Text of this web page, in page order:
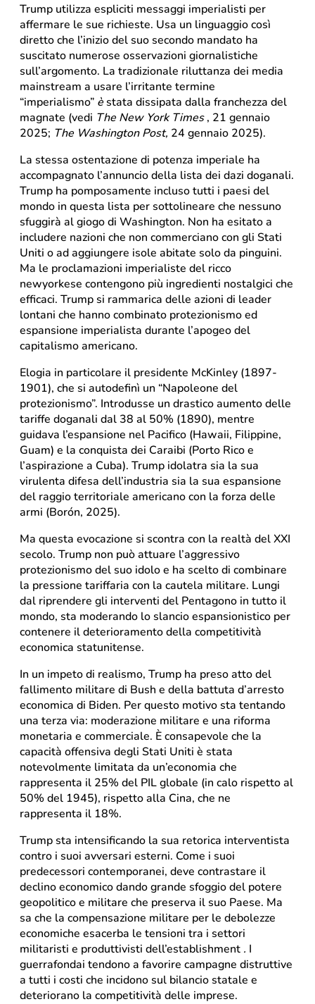
Trump utilizza espliciti messaggi imperialisti per
affermare le sue richieste. Usa un linguaggio così
diretto che l’inizio del suo secondo mandato ha
suscitato numerose osservazioni giornalistiche
sull’argomento. La tradizionale riluttanza dei media
mainstream a usare l’irritante termine
“imperialismo” èstata dissipata dalla franchezza del
magnate (vedi The New York Times, 21 gennaio
2025; The Washington Post, 24 gennaio 2025).
La stessa ostentazione di potenza imperiale ha
accompagnato l’annuncio della lista dei dazi doganali.
Trump ha pomposamente incluso tutti i paesi del
mondo in questa lista per sottolineare che nessuno
sfuggirà al giogo di Washington. Non ha esitato a
includere nazioni che non commerciano con gli Stati
Uniti o ad aggiungere isole abitate solo da pinguini.
Ma le proclamazioni imperialiste del ricco
newyorkese contengono più ingredienti nostalgici che
efficaci. Trump si rammarica delle azioni di leader
lontani che hanno combinato protezionismo ed
espansione imperialista durante l’apogeo del
capitalismo americano.
Elogia in particolare il presidente McKinley (1897-
1901), che si autodefinì un “Napoleone del
protezionismo”. Introdusse un drastico aumento delle
tariffe doganali dal 38 al 50% (1890), mentre
guidava l’espansione nel Pacifico (Hawaii, Filippine,
Guam) e la conquista dei Caraibi (Porto Rico e
l’aspirazione a Cuba). Trump idolatra sia la sua
virulenta difesa dell’industria sia la sua espansione
del raggio territoriale americano con la forza delle
armi (Borón, 2025).
Ma questa evocazione si scontra con la realtà del XXI
secolo. Trump non può attuare l’aggressivo
protezionismo del suo idolo e ha scelto di combinare
la pressione tariffaria con la cautela militare. Lungi
dal riprendere gli interventi del Pentagono in tutto il
mondo, sta moderando lo slancio espansionistico per
contenere il deterioramento della competitività
economica statunitense.
In un impeto di realismo, Trump ha preso atto del
fallimento militare di Bush e della battuta d’arresto
economica di Biden. Per questo motivo sta tentando
una terza via: moderazione militare e una riforma
monetaria e commerciale. È consapevole che la
capacità offensiva degli Stati Uniti è stata
notevolmente limitata da un’economia che
rappresenta il 25% del PIL globale (in calo rispetto al
50% del 1945), rispetto alla Cina, che ne
rappresenta il 18%.
Trump sta intensificando la sua retorica interventista
contro i suoi avversari esterni. Come i suoi
predecessori contemporanei, deve contrastare il
declino economico dando grande sfoggio del potere
geopolitico e militare che preserva il suo Paese. Ma
sa che la compensazione militare per le debolezze
economiche esacerba le tensioni tra i settori
militaristi e produttivisti dell’establishment . I
guerrafondai tendono a favorire campagne distruttive
a tutti i costi che incidono sul bilancio statale e
deteriorano la competitività delle imprese.